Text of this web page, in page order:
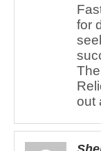
for
out